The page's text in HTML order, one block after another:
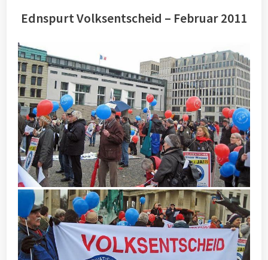
Ednspurt Volksentscheid – Februar 2011